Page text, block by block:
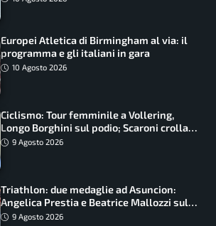
Europei Atletica di Birmingham al via: il
programma e gli italiani in gara
10 Agosto 2026
Ciclismo: Tour femminile a Vollering,
Longo Borghini sul podio; Scaroni crolla
in Polonia
9 Agosto 2026
Triathlon: due medaglie ad Asuncion:
Angelica Prestia e Beatrice Mallozzi sul
podio
9 Agosto 2026